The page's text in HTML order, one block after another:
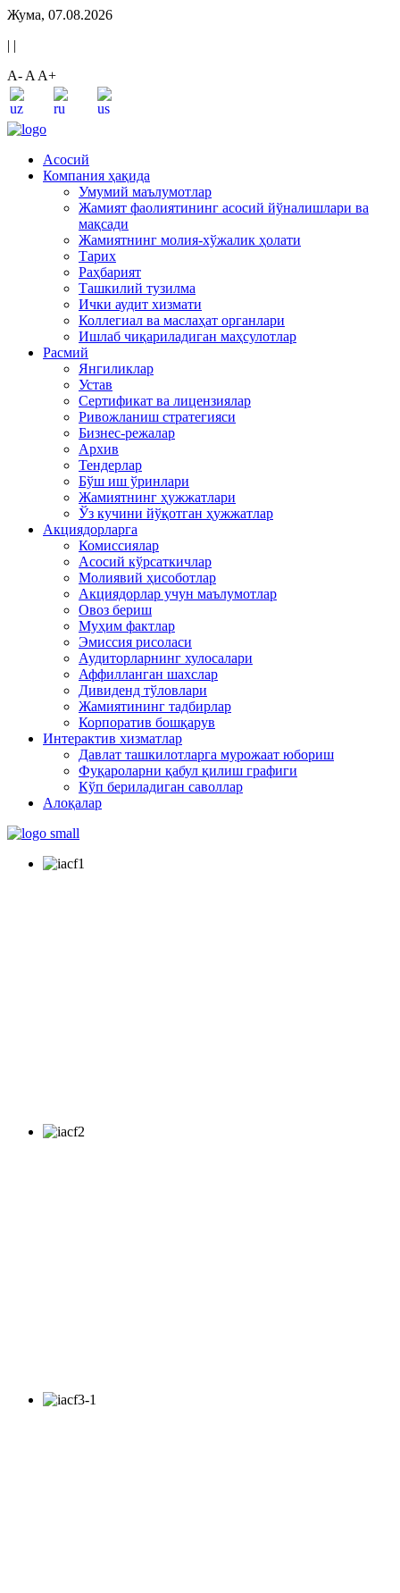
Жума, 07.08.2026
| |
A- A A+
Асосий
Компания ҳақида
Умумий маълумотлар
Жамият фаолиятининг асосий йўналишлари ва
мақсади
Жамиятнинг молия-хўжалик ҳолати
Тарих
Раҳбарият
Ташкилий тузилма
Ички аудит хизмати
Коллегиал ва маслаҳат органлари
Ишлаб чиқариладиган маҳсулотлар
Расмий
Янгиликлар
Устав
Сертификат ва лицензиялар
Ривожланиш стратегияси
Бизнес-режалар
Архив
Тендерлар
Бўш иш ўринлари
Жамиятнинг ҳужжатлари
Ўз кучини йўқотган ҳужжатлар
Акциядорларга
Комиссиялар
Асосий кўрсаткичлар
Молиявий ҳисоботлар
Акциядорлар учун маълумотлар
Овоз бериш
Муҳим фактлар
Эмиссия рисоласи
Аудиторларнинг хулосалари
Аффилланган шахслар
Дивиденд тўловлари
Жамиятининг тадбирлар
Корпоратив бошқарув
Интерактив хизматлар
Давлат ташкилотларга мурожаат юбориш
Фуқароларни қабул қилиш графиги
Кўп бериладиган саволлар
Алоқалар